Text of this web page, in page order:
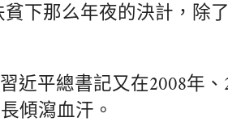
貧下那么年夜的決計，除
近平總書記又在2008年、
傾瀉血汗。